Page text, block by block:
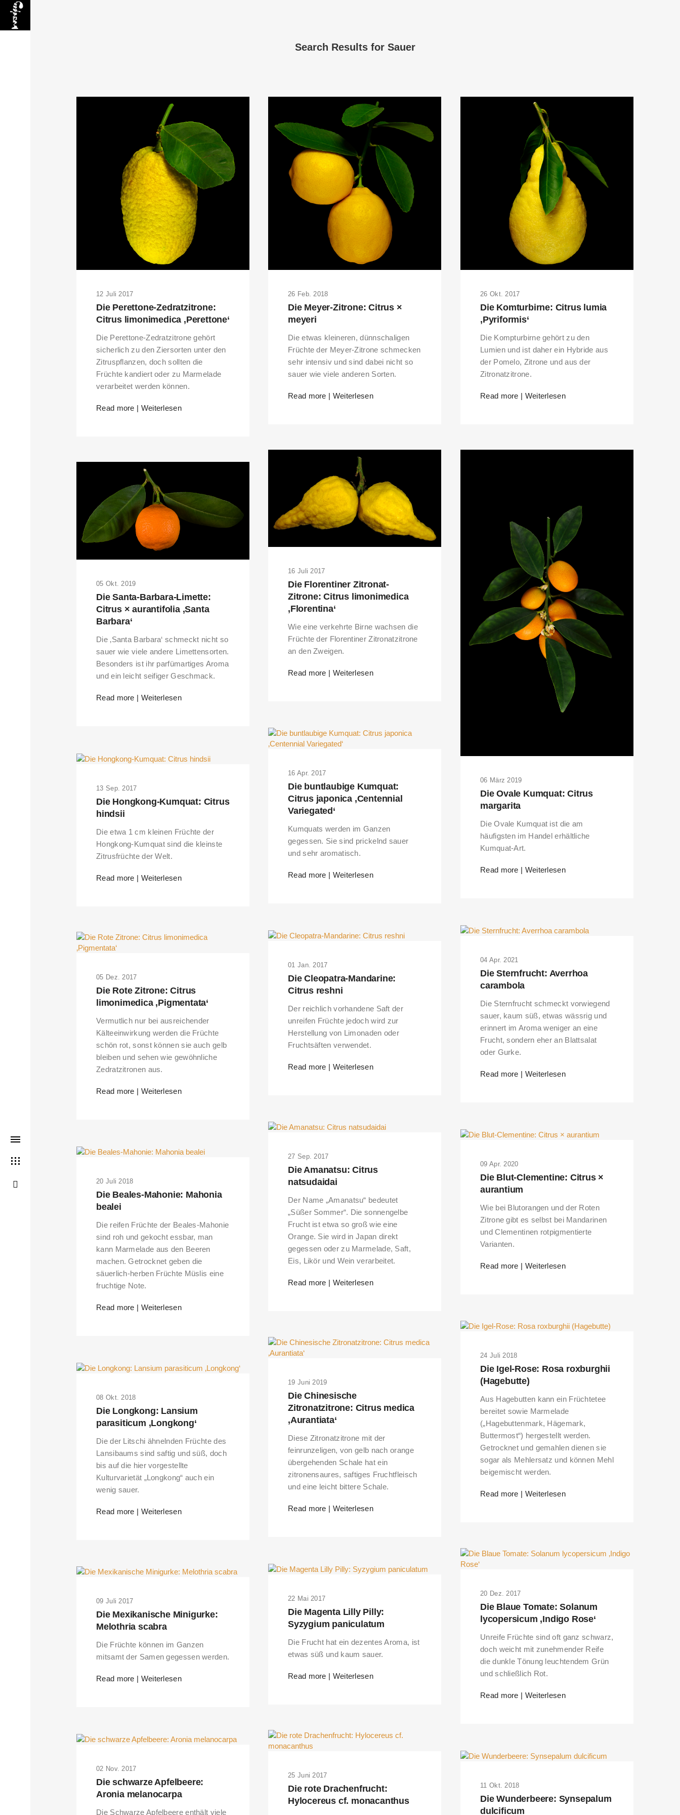
THIS SEARCH BAR ONLY WORKS IN THE GERMAN VERSION OF THE WEBSITE! NON-GERMAN SPEAKERS PLEASE USE THE SEARCH BAR ON
Search Results for Sauer
12 Juli 2017
Die Perettone-Zedratzitrone:
Citrus limonimedica ‚Perettone‘
Die Perettone-Zedratzitrone gehört
sicherlich zu den Ziersorten unter den
Zitruspflanzen, doch sollten die
Früchte kandiert oder zu Marmelade
verarbeitet werden können.
Read more | Weiterlesen
26 Feb. 2018
Die Meyer-Zitrone: Citrus ×
meyeri
Die etwas kleineren, dünnschaligen
Früchte der Meyer-Zitrone schmecken
sehr intensiv und sind dabei nicht so
sauer wie viele anderen Sorten.
Read more | Weiterlesen
26 Okt. 2017
Die Komturbirne: Citrus lumia
‚Pyriformis‘
Die Kompturbirne gehört zu den
Lumien und ist daher ein Hybride aus
der Pomelo, Zitrone und aus der
Zitronatzitrone.
Read more | Weiterlesen
16 Juli 2017
Die Florentiner Zitronat-
Zitrone: Citrus limonimedica
‚Florentina‘
Wie eine verkehrte Birne wachsen die
Früchte der Florentiner Zitronatzitrone
an den Zweigen.
Read more | Weiterlesen
06 März 2019
Die Ovale Kumquat: Citrus
margarita
Die Ovale Kumquat ist die am
häufigsten im Handel erhältliche
Kumquat-Art.
Read more | Weiterlesen
05 Okt. 2019
Die Santa-Barbara-Limette:
Citrus × aurantifolia ‚Santa
Barbara‘
Die ‚Santa Barbara‘ schmeckt nicht so
sauer wie viele andere Limettensorten.
Besonders ist ihr parfümartiges Aroma
und ein leicht seifiger Geschmack.
Read more | Weiterlesen
16 Apr. 2017
Die buntlaubige Kumquat:
Citrus japonica ‚Centennial
Variegated‘
Kumquats werden im Ganzen
gegessen. Sie sind prickelnd sauer
und sehr aromatisch.
Read more | Weiterlesen
13 Sep. 2017
Die Hongkong-Kumquat: Citrus
hindsii
Die etwa 1 cm kleinen Früchte der
Hongkong-Kumquat sind die kleinste
Zitrusfrüchte der Welt.
Read more | Weiterlesen
04 Apr. 2021
Die Sternfrucht: Averrhoa
carambola
Die Sternfrucht schmeckt vorwiegend
sauer, kaum süß, etwas wässrig und
erinnert im Aroma weniger an eine
Frucht, sondern eher an Blattsalat
oder Gurke.
Read more | Weiterlesen
01 Jan. 2017
Die Cleopatra-Mandarine:
Citrus reshni
Der reichlich vorhandene Saft der
unreifen Früchte jedoch wird zur
Herstellung von Limonaden oder
Fruchtsäften verwendet.
Read more | Weiterlesen
05 Dez. 2017
Die Rote Zitrone: Citrus
limonimedica ‚Pigmentata‘
Vermutlich nur bei ausreichender
Kälteeinwirkung werden die Früchte
schön rot, sonst können sie auch gelb
bleiben und sehen wie gewöhnliche
Zedratzitronen aus.
Read more | Weiterlesen
27 Sep. 2017
Die Amanatsu: Citrus
natsudaidai
Der Name „Amanatsu“ bedeutet
„Süßer Sommer“. Die sonnengelbe
Frucht ist etwa so groß wie eine
Orange. Sie wird in Japan direkt
gegessen oder zu Marmelade, Saft,
Eis, Likör und Wein verarbeitet.
Read more | Weiterlesen
09 Apr. 2020
Die Blut-Clementine: Citrus ×
aurantium
Wie bei Blutorangen und der Roten
Zitrone gibt es selbst bei Mandarinen
und Clementinen rotpigmentierte
Varianten.
Read more | Weiterlesen
20 Juli 2018
Die Beales-Mahonie: Mahonia
bealei
Die reifen Früchte der Beales-Mahonie
sind roh und gekocht essbar, man
kann Marmelade aus den Beeren
machen. Getrocknet geben die
säuerlich-herben Früchte Müslis eine
fruchtige Note.
Read more | Weiterlesen
24 Juli 2018
Die Igel-Rose: Rosa roxburghii
(Hagebutte)
Aus Hagebutten kann ein Früchtetee
bereitet sowie Marmelade
(„Hagebuttenmark, Hägemark,
Buttermost“) hergestellt werden.
Getrocknet und gemahlen dienen sie
sogar als Mehlersatz und können Mehl
beigemischt werden.
Read more | Weiterlesen
19 Juni 2019
Die Chinesische
Zitronatzitrone: Citrus medica
‚Aurantiata‘
Diese Zitronatzitrone mit der
feinrunzeligen, von gelb nach orange
übergehenden Schale hat ein
zitronensaures, saftiges Fruchtfleisch
und eine leicht bittere Schale.
Read more | Weiterlesen
08 Okt. 2018
Die Longkong: Lansium
parasiticum ‚Longkong‘
Die der Litschi ähnelnden Früchte des
Lansibaums sind saftig und süß, doch
bis auf die hier vorgestellte
Kulturvarietät „Longkong“ auch ein
wenig sauer.
Read more | Weiterlesen
20 Dez. 2017
Die Blaue Tomate: Solanum
lycopersicum ‚Indigo Rose‘
Unreife Früchte sind oft ganz schwarz,
doch weicht mit zunehmender Reife
die dunkle Tönung leuchtendem Grün
und schließlich Rot.
Read more | Weiterlesen
22 Mai 2017
Die Magenta Lilly Pilly:
Syzygium paniculatum
Die Frucht hat ein dezentes Aroma, ist
etwas süß und kaum sauer.
Read more | Weiterlesen
09 Juli 2017
Die Mexikanische Minigurke:
Melothria scabra
Die Früchte können im Ganzen
mitsamt der Samen gegessen werden.
Read more | Weiterlesen
25 Juni 2017
Die rote Drachenfrucht:
Hylocereus cf. monacanthus
02 Nov. 2017
Die schwarze Apfelbeere:
Aronia melanocarpa
Die Schwarze Apfelbeere enthält viele
11 Okt. 2018
Die Wunderbeere: Synsepalum
dulcificum